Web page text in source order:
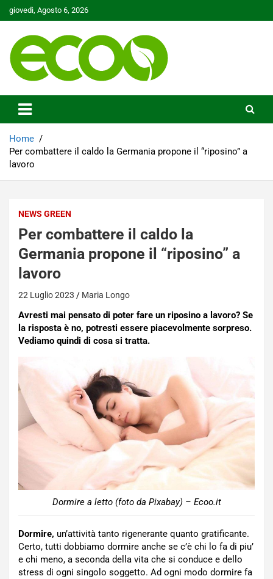
Skip
to
giovedì, Agosto 6, 2026
Ecoo.it
Home
Per combattere il caldo la Germania propone il “riposino” a
lavoro
NEWS GREEN
Per combattere il caldo la
Germania propone il “riposino” a
lavoro
22 Luglio 2023 Maria Longo
Avresti mai pensato di poter fare un riposino a lavoro? Se
la risposta è no, potresti essere piacevolmente sorpreso.
Vediamo quindi di cosa si tratta.
Dormire a letto (foto da Pixabay) – Ecoo.it
Dormire, un’attività tanto rigenerante quanto gratificante.
Certo, tutti dobbiamo dormire anche se c’è chi lo fa di piu’
e chi meno, a seconda della vita che si conduce e dello
stress di ogni singolo soggetto. Ad ogni modo dormire fa